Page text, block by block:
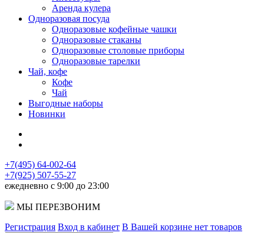
Аренда кулера
Одноразовая посуда
Одноразовые кофейные чашки
Одноразовые стаканы
Одноразовые столовые приборы
Одноразовые тарелки
Чай, кофе
Кофе
Чай
Выгодные наборы
Новинки
+7(495) 64-002-64
+7(925) 507-55-27
ежедневно с 9:00 до 23:00
МЫ ПЕРЕЗВОНИМ
Регистрация Вход в кабинет В Вашей корзине нет товаров